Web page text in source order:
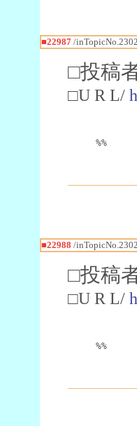
■22987/
□投稿
□U R L/
%%
■22988 /
□投稿
□U R L/
%%